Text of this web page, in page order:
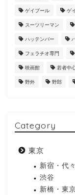
ゲイプール ゲ
スーツリーマン
ハッテンバー
フェラチオ専門
映画館 若者中
野外 野郎
Category
東京
新宿・代
渋谷
新橋・東